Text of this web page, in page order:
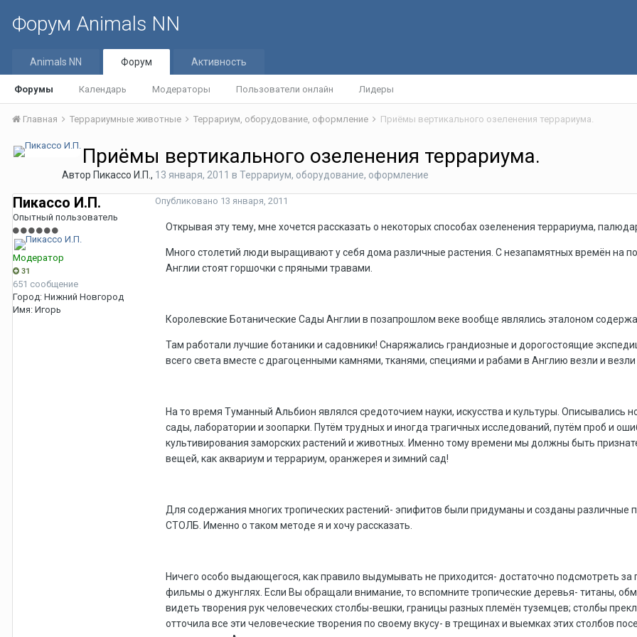
Форум Animals NN
Animals NN Форум
Форумы Календарь Модераторы Пользователи онлайн Лидеры
Активность
Главная Террариумные животные Террариум, оборудование, оформление Приёмы вертикального озеленения террариума.
Приёмы вертикального озеленения террариума.
Автор Пикассо И.П. , 13 января, 2011 в Террариум, оборудование, оформление
Пикассо И.П.
Опытный пользователь
Модератор
31
651 сообщение
Город: Нижний Новгород
Имя: Игорь
Опубликовано 13 января, 2011
Открывая эту тему, мне хочется рассказать о некоторых способах озеленения террариума,
Много столетий люди выращивают у себя дома различные растения. С незапамятных времён на
Англии стоят горшочки с пряными травами.
Королевские Ботанические Сады Англии в позапрошлом веке вообще являлись эталоном
Там работали лучшие ботаники и садовники! Снаряжались грандиозные и дорогостоящие
всего света вместе с драгоценными камнями, тканями, специями и рабами в Англию везли и
На то время Туманный Альбион являлся средоточием науки, искусства и культуры. Описывались
сады, лаборатории и зоопарки. Путём трудных и иногда трагичных исследований, путём проб и
культивирования заморских растений и животных. Именно тому времени мы должны быть
вещей, как аквариум и террариум, оранжерея и зимний сад!
Для содержания многих тропических растений- эпифитов были придуманы и созданы
СТОЛБ. Именно о таком методе я и хочу рассказать.
Ничего особо выдающегося, как правило выдумывать не приходится- достаточно подсмотреть
фильмы о джунглях. Если Вы обращали внимание, то вспомните тропические деревья- титаны,
видеть творения рук человеческих столбы-вешки, границы разных племён туземцев; столбы
отточила все эти человеческие творения по своему вкусу- в трещинах и выемках этих столбов